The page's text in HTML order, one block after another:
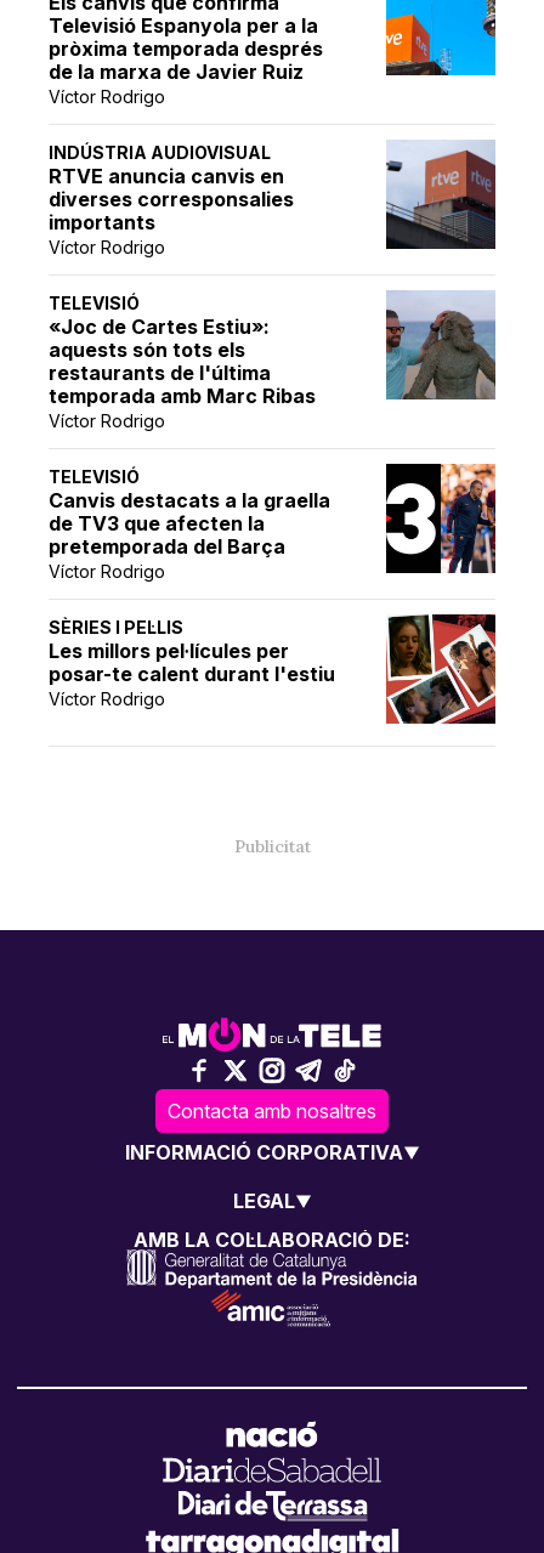
Televisió Espanyola per a la
pròxima temporada després
de la marxa de Javier Ruiz
Víctor Rodrigo
INDÚSTRIA AUDIOVISUAL
RTVE anuncia canvis en
diverses corresponsalies
importants
Víctor Rodrigo
TELEVISIÓ
«Joc de Cartes Estiu»:
aquests són tots els
restaurants de l'última
temporada amb Marc Ribas
Víctor Rodrigo
TELEVISIÓ
Canvis destacats a la graella
de TV3 que afecten la
pretemporada del Barça
Víctor Rodrigo
SÈRIES I PEL·LIS
Les millors pel·lícules per
posar-te calent durant l'estiu
Víctor Rodrigo
Contacta amb nosaltres
INFORMACIÓ CORPORATIVA
LEGAL
AMB LA COL·LABORACIÓ DE: